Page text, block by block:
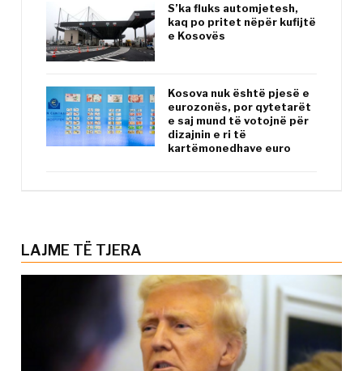
S’ka fluks automjetesh,
kaq po pritet nëpër kufijtë
e Kosovës
Kosova nuk është pjesë e
eurozonës, por qytetarët
e saj mund të votojnë për
dizajnin e ri të
kartëmonedhave euro
LAJME TË TJERA